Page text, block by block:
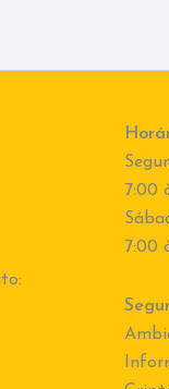
7:00
7:00